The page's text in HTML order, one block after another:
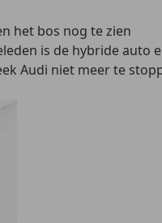
het bos nog te zien
is de hybride
Audi niet meer te